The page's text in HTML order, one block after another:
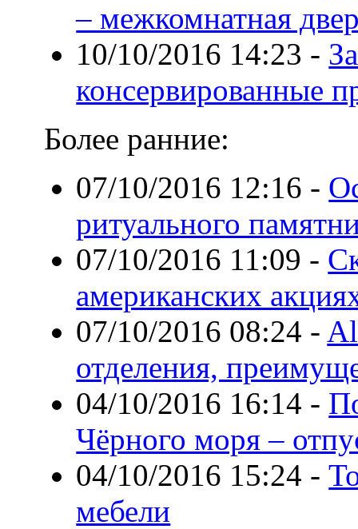
– межкомнатная
10/10/2016 14:23 -
консервированные
Более ранние:
07/10/2016 12:16 -
ритуального
07/10/2016 11:09 -
американских
07/10/2016 08:24 -
отделения,
04/10/2016 16:14 -
Чёрного моря –
04/10/2016 15:24 -
мебели